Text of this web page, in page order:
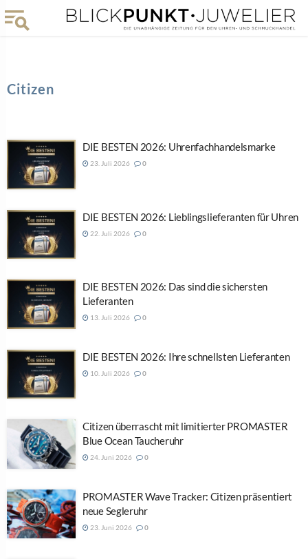
Citizen
DIE BESTEN 2026: Uhrenfachhandelsmarke
23. Juli 2026 0
DIE BESTEN 2026: Lieblingslieferanten für Uhren
22. Juli 2026 0
DIE BESTEN 2026: Das sind die sichersten
Lieferanten
13. Juli 2026 0
DIE BESTEN 2026: Ihre schnellsten Lieferanten
10. Juli 2026 0
Citizen überrascht mit limitierter PROMASTER
Blue Ocean Taucheruhr
24. Juni 2026 0
PROMASTER Wave Tracker: Citizen präsentiert
neue Segleruhr
23. Juni 2026 0